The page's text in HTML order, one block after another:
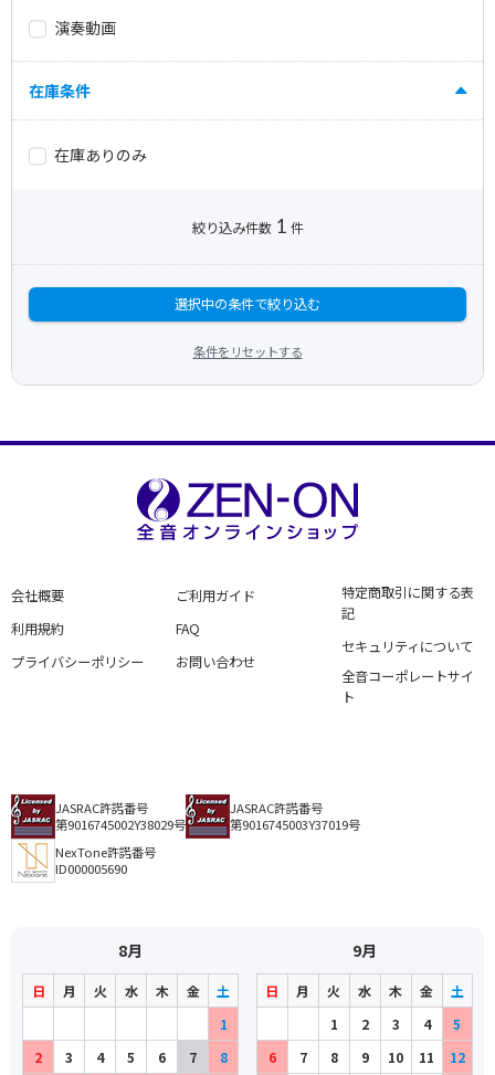
演奏動画
在庫条件
在庫ありのみ
絞り込み件数 1 件
選択中の条件で絞り込む
条件をリセットする
会社概要
利用規約
プライバシーポリシー
ご利用ガイド
FAQ
お問い合わせ
特定商取引に関する表
記
セキュリティについて
全音コーポレートサイ
ト
JASRAC許諾番号
第9016745002Y38029号
JASRAC許諾番号
第9016745003Y37019号
NexTone許諾番号
ID000005690
8月
日 月 火 水 木 金
土
1
2
3 4 5 6 7 8
9月
日 月 火 水 木 金
土
1
2 3 4
5
6
7 8 9 10 11 12